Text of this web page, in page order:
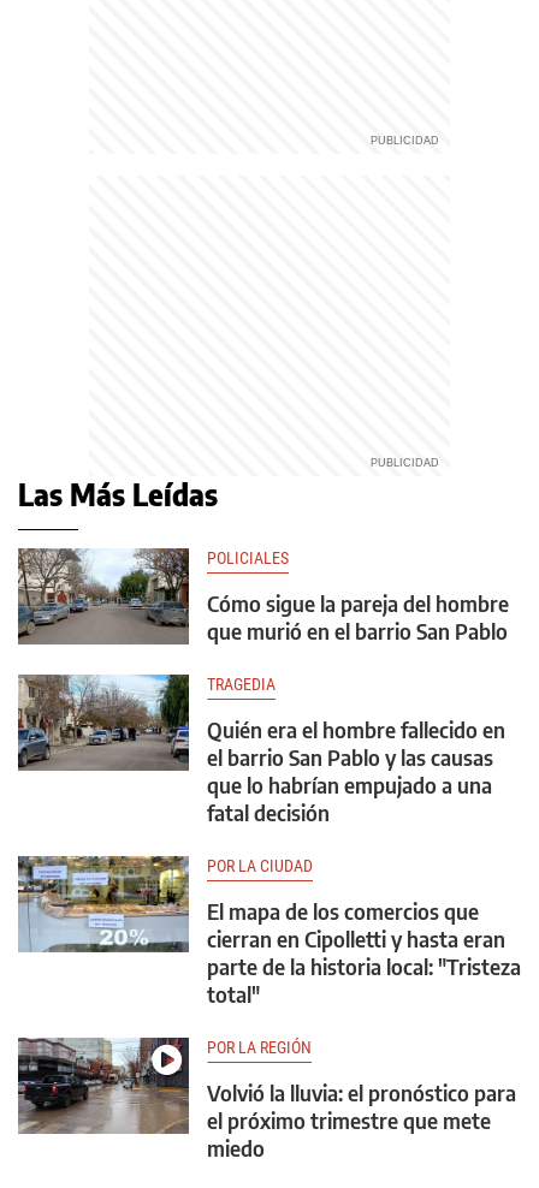
Las Más Leídas
POLICIALES
Cómo sigue la pareja del hombre
que murió en el barrio San Pablo
TRAGEDIA
Quién era el hombre fallecido en
el barrio San Pablo y las causas
que lo habrían empujado a una
fatal decisión
POR LA CIUDAD
El mapa de los comercios que
cierran en Cipolletti y hasta eran
parte de la historia local: "Tristeza
total"
POR LA REGIÓN
Volvió la lluvia: el pronóstico para
el próximo trimestre que mete
miedo